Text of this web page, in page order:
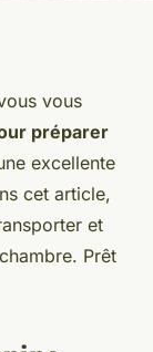
litvous
préparer
excellente
cet article,
et
Prêt